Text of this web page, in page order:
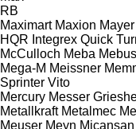
RB
Maximart Maxion Mayer
HQR Integrex Quick
McCulloch Meba
Mega-M Meissner
Sprinter Vito
Mercury Messer
Metallkraft Metalmec
Meuser Meyn Micansan